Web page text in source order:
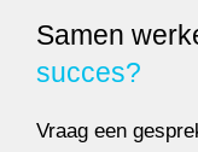
Samen
succes?
Vraag een